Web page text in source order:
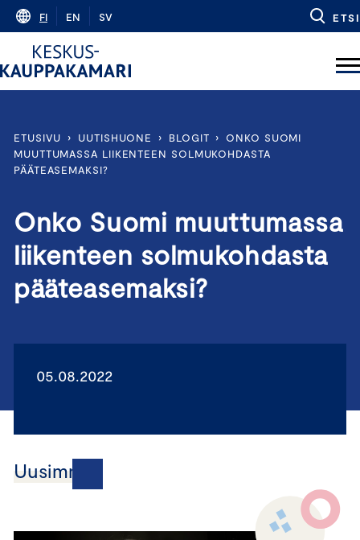
Skip
content
FI EN SV ETSI
ETUSIVU › UUTISHUONE › BLOGIT › ONKO SUOMI
MUUTTUMASSA LIIKENTEEN SOLMUKOHDASTA
PÄÄTEASEMAKSI?
Onko Suomi muuttumassa
liikenteen solmukohdasta
pääteasemaksi?
05.08.2022
Uusimmat